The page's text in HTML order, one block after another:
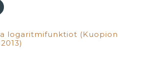
logaritmifunktiot (Kuopion